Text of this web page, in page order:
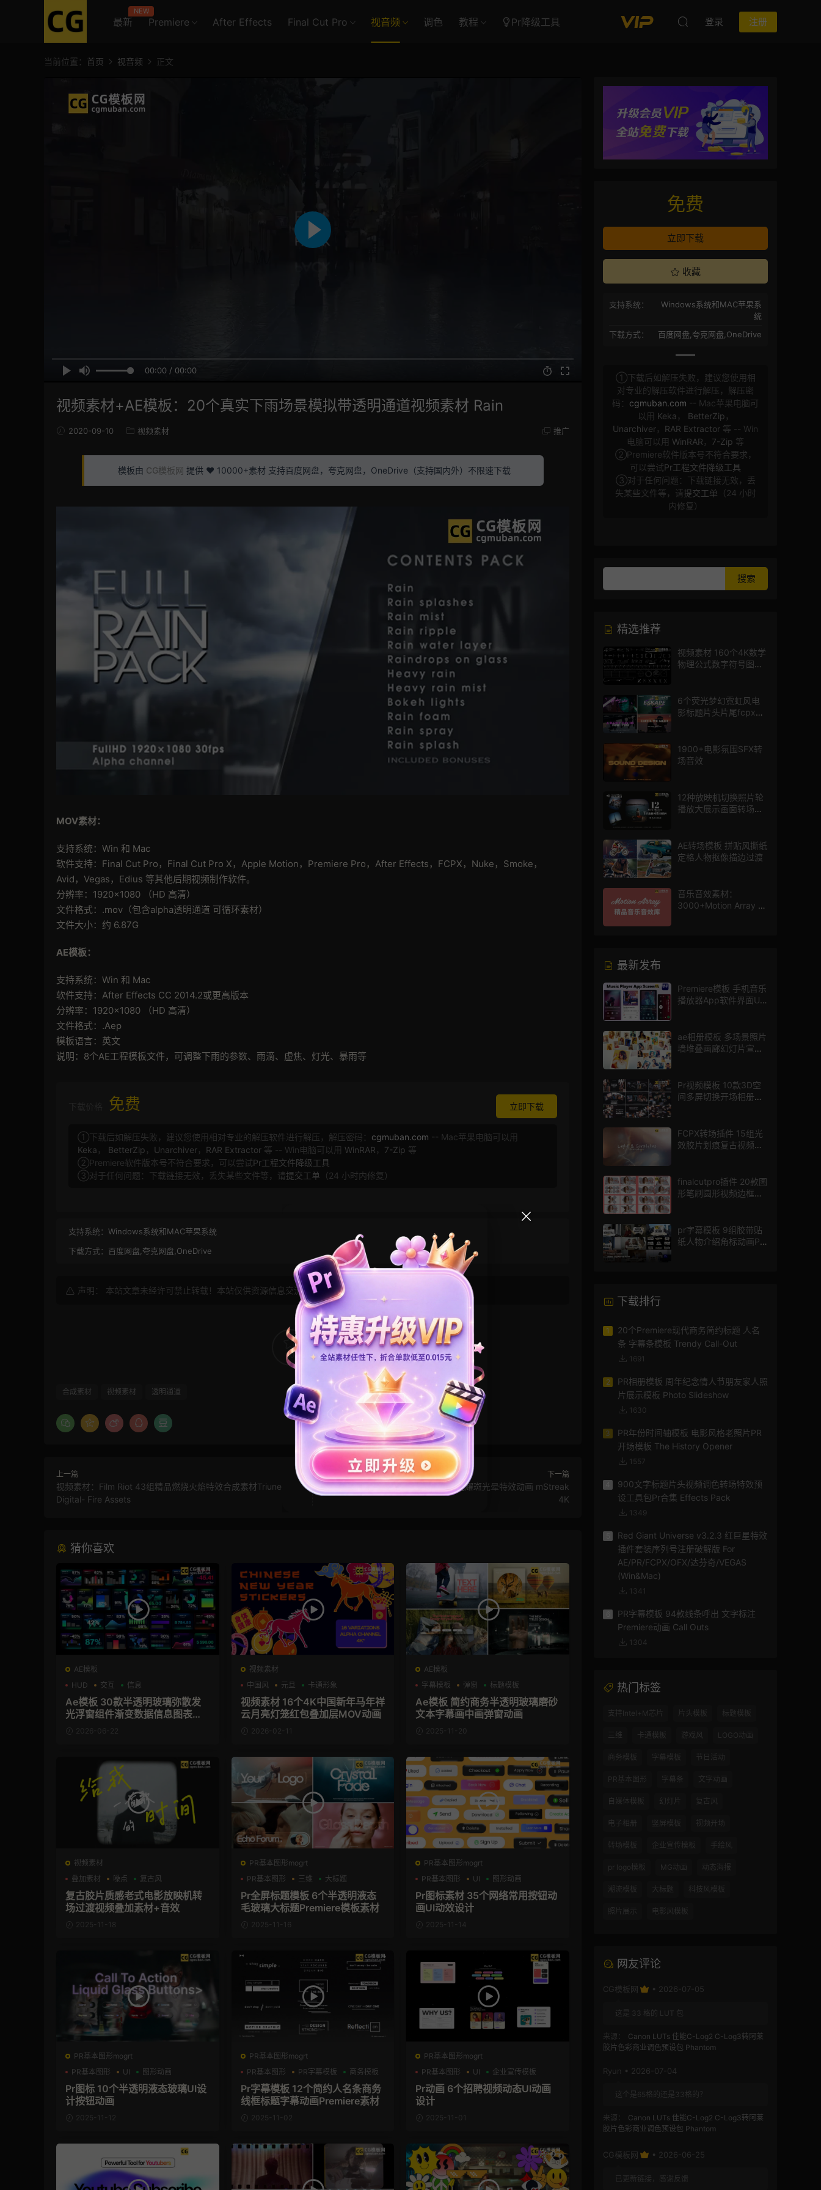
最新
NEW
Premiere After Effects Final Cut Pro 视音频 调色 教程 Pr降级工具 登录 注册
当前位置： 首页 视音频 正文
00:00 / 00:00
视频素材+AE模板：20个真实下雨场景模拟带透明通道视频素材 Rain
2020-09-10 视频素材 推广
模板由 CG模板网 提供 ❤️ 10000+素材 支持百度网盘，夸克网盘，OneDrive（支持国内外）不限速下载
MOV素材：
支持系统：Win 和 Mac
软件支持：Final Cut Pro，Final Cut Pro X，Apple Motion，Premiere Pro，After Effects，FCPX，Nuke，Smoke，
Avid，Vegas，Edius 等其他后期视频制作软件。
分辨率：1920×1080 （HD 高清）
文件格式：.mov（包含alpha透明通道 可循环素材）
文件大小：约 6.87G
AE模板：
支持系统：Win 和 Mac
软件支持：After Effects CC 2014.2或更高版本
分辨率：1920×1080 （HD 高清）
文件格式：.Aep
模板语言：英文
说明：8个AE工程模板文件，可调整下雨的参数、雨滴、虚焦、灯光、暴雨等
免费 立即下载
①下载后如解压失败，建议您使用相对专业的解压软件进行解压，解压密码： cgmuban.com -- Mac苹果电脑可以用
Keka ， BetterZip ， Unarchiver， RAR Extractor 等 -- Win电脑可以用 WinRAR ， 7-Zip 等
②Premiere软件版本号不符合要求，可以尝试Pr工程文件降级工具
③对于任何问题：下载链接无效，丢失某些文件等，请提交工单 （24 小时内修复）
支持系统： Windows系统和MAC苹果系统
下载方式： 百度网盘,夸克网盘,OneDrive
声明： 本站文章未经许可禁止转载！本站仅供资源信息交流学习， 版权说明
30 0
合成素材 视频素材 透明通道
上一篇
视频素材：Film Riot 43组精品燃烧火焰特效合成素材Triune
Digital- Fire Assets
下一篇
4K视频素材：100组大气镜头光线扫光耀斑光晕特效动画 mStreak
4K
猜你喜欢
AE模板
HUD
交互 信息
Ae模板 30款半透明玻璃弥散发
光浮窗组件渐变数据信息图表卡
2026-06-22
视频素材
中国风
元旦 卡通形象
视频素材 16个4K中国新年马年祥
云月亮灯笼红包叠加层MOV动画
2026-02-11
AE模板
字幕模板
弹窗 标题模板
Ae模板 简约商务半透明玻璃磨砂
文本字幕画中画弹窗动画
2025-11-20
视频素材
叠加素材
噪点 复古风
复古胶片质感老式电影放映机转
场过渡视频叠加素材+音效
2025-11-18
PR基本图形mogrt
PR基本图形
三维 大标题
Pr全屏标题模板 6个半透明液态
毛玻璃大标题Premiere模板素材
2025-11-16
PR基本图形mogrt
PR基本图形
UI 图形动画
Pr图标素材 35个网络常用按钮动
画UI动效设计
2025-11-14
PR基本图形mogrt
PR基本图形
UI 图形动画
Pr图标 10个半透明液态玻璃UI设
计按钮动画
2025-11-12
PR基本图形mogrt
PR基本图形
PR字幕模板 商务模板
Pr字幕模板 12个简约人名条商务
线框标题字幕动画Premiere素材
2025-11-02
PR基本图形mogrt
PR基本图形
UI 企业宣传模板
Pr动画 6个招聘视频动态UI动画
设计
2025-11-01
免费
立即下载
收藏
支持系统：
Windows系统和MAC苹果系
统
下载方式：
百度网盘,夸克网盘,OneDrive
①下载后如解压失败，建议您使用相
对专业的解压软件进行解压，解压密
码： cgmuban.com -- Mac苹果电脑可
以用 Keka ， BetterZip ，
Unarchiver， RAR Extractor 等 -- Win
电脑可以用 WinRAR ， 7-Zip 等
②Premiere软件版本号不符合要求，
可以尝试Pr工程文件降级工具
③对于任何问题：下载链接无效，丢
失某些文件等，请提交工单 （24 小时
内修复）
精选推荐
视频素材 160个4K数学
物理公式数字符号图标
6个荧光梦幻霓虹风电
影标题片头片尾fcpx插
1900+电影氛围SFX转
场音效
12种放映机切换照片轮
播放大展示画面转场动
AE转场模板 拼贴风撕纸
定格人物抠像描边过渡
音乐音效素材：
3000+Motion Array 影
最新发布
Premiere模板 手机音乐
播放器App软件界面UI
ae相册模板 多场景照片
墙堆叠画廊幻灯片宣传
Pr视频模板 10款3D空
间多屏切换开场相册视
FCPX转场插件 15组光
效胶片划痕复古视频过
finalcutpro插件 20款图
形笔刷圆形视频边框遮
pr字幕模板 9组胶带贴
纸人物介绍角标动画PR
下载排行
1
20个Premiere现代商务简约标题 人名
条 字幕条模板 Trendy Call-Out
1691
2
PR相册模板 周年纪念情人节朋友家人照
片展示模板 Photo Slideshow
1630
3
PR年份时间轴模板 电影风格老照片PR
开场模板 The History Opener
1557
900文字标题片头视频调色转场特效预
设工具包Pr合集 Effects Pack
1349
Red Giant Universe v3.2.3 红巨星特效
插件套装序列号注册破解版 For
AE/PR/FCPX/OFX/达芬奇/VEGAS
(Win&Mac)
1341
PR字幕模板 94款线条呼出 文字标注
Premiere动画 Call Outs
1304
热门标签
支持Intel+M芯片 片头模板 标题模板
三维 卡通模板 游戏风 LOGO动画
商务模板 字幕模板 节日活动
PR基本图形 字幕条 文字动画
自媒体模板 幻灯片 复古风
电子相册 竖屏模板 视频开场
转场模板 企业宣传模板 手绘风
pr logo模板 MG动画 动态海报
潮流模板 大标题 科技风模板
照片展示 电影风模板
网友评论
CG模板网 • 2026-07-05
这是 33 格的 LUT 包
来源：
Canon LUTs 佳能C-Log2 C-Log3转阿莱
胶片色彩商业调色预设包 Phantom
Ryun • 2026-07-04
这个是65格的还是33格的？
来源：
Canon LUTs 佳能C-Log2 C-Log3转阿莱
胶片色彩商业调色预设包 Phantom
CG模板网 • 2026-06-25
已更新链接，感谢反馈